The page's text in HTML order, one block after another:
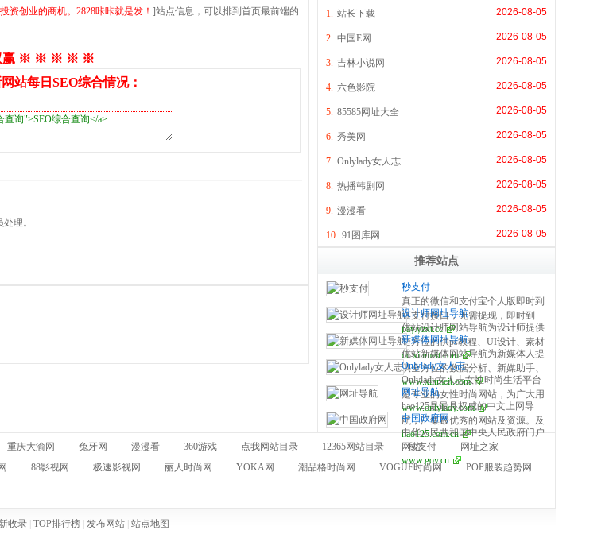
资创业的商机。2828咔咔就是发！ ]站点信息，可以排到首页最前端的
赢 ※ ※ ※ ※ ※
站每日SEO综合情况：
理。
1. 站长下载 2026-08-05
2. 中国E网 2026-08-05
3. 吉林小说网 2026-08-05
4. 六色影院 2026-08-05
5. 85585网址大全 2026-08-05
6. 秀美网 2026-08-05
7. Onlylady女人志 2026-08-05
8. 热播韩剧网 2026-08-05
9. 漫漫看 2026-08-05
10. 91图库网 2026-08-05
推荐站点
秒支付
真正的微信和支付宝个人版即时到
账支付接口，无需提现，即时到
账，100%资金安全，彩虹系统合
作服务商，无需手续费，无需人工
操作，是个人收款的最佳解决方
案。
pay.yzxt.cc
设计师网址导航
优站设计师网站导航为设计师提供
全方位的供ps教程、UI设计、素材
下载、高清图库、配色方案、用户
体验、网页设计等全方位设计师网
站导航指引。每周更新及时，同时
是优站网（YOUZHAN.CO）旗下
最实用、最专业、最全面、最好用
的设计师网址导航！
dc.xinmeit.com
新媒体网址导航
优站新媒体网站导航为新媒体人提
供全方位的数据分析、新媒助手、
必备的工具资源、自媒体平台、运
营营销、学习创业等全方位新媒体
网站导航指引。每周更新及时，同
时是优站网（YOUZHAN.CO）旗
下最实用、最专业、最全面、最好
用的新媒体网址导航！
www.xinmeit.com
Onlylady女人志
Onlylady女人志女性时尚生活平台
是专业的女性时尚网站，为广大用
户提供专业的时尚潮流、美容方
法、流行趋势、服饰时装资讯，打
造专业时尚、美容、生活、达人、
互动平台。
www.onlylady.com
网址导航
hao125是最具权威的中文上网导
航，汇集最优秀的网站及资源。及
时收录影视、音乐、小说、游戏等
分类的网址和内容，让您的网络生
活更简单精彩。上网，从hao125开
hao125.com.cn
中国政府网
中华人民共和国中央人民政府门户
网站
www.gov.cn
重庆大渝网 兔牙网 漫漫看 360游戏 点我网站目录 12365网站目录 秒支付
网址之家
88影视网 极速影视网 丽人时尚网 YOKA网 潮品格时尚网 VOGUE时尚网
POP服装趋势网
收录| TOP排行榜| 发布网站| 站点地图